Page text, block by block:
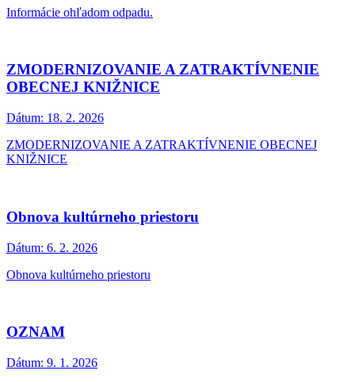
Informácie ohľadom odpadu.
ZMODERNIZOVANIE A ZATRAKTÍVNENIE
OBECNEJ KNIŽNICE
Dátum: 18. 2. 2026
ZMODERNIZOVANIE A ZATRAKTÍVNENIE OBECNEJ
KNIŽNICE
Obnova kultúrneho priestoru
Dátum: 6. 2. 2026
Obnova kultúrneho priestoru
OZNAM
Dátum: 9. 1. 2026